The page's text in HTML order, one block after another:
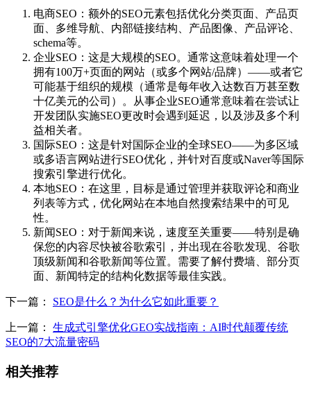
电商SEO：额外的SEO元素包括优化分类页面、产品页
面、多维导航、内部链接结构、产品图像、产品评论、
schema等。
企业SEO：这是大规模的SEO。通常这意味着处理一个
拥有100万+页面的网站（或多个网站/品牌）——或者它
可能基于组织的规模（通常是每年收入达数百万甚至数
十亿美元的公司）。从事企业SEO通常意味着在尝试让
开发团队实施SEO更改时会遇到延迟，以及涉及多个利
益相关者。
国际SEO：这是针对国际企业的全球SEO——为多区域
或多语言网站进行SEO优化，并针对百度或Naver等国际
搜索引擎进行优化。
本地SEO：在这里，目标是通过管理并获取评论和商业
列表等方式，优化网站在本地自然搜索结果中的可见
性。
新闻SEO：对于新闻来说，速度至关重要——特别是确
保您的内容尽快被谷歌索引，并出现在谷歌发现、谷歌
顶级新闻和谷歌新闻等位置。需要了解付费墙、部分页
面、新闻特定的结构化数据等最佳实践。
下一篇： SEO是什么？为什么它如此重要？
上一篇： 生成式引擎优化GEO实战指南：AI时代颠覆传统
SEO的7大流量密码
相关推荐